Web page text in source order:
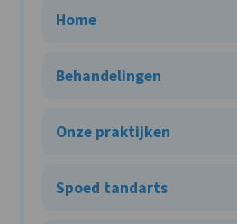
Home
Behandelingen
Onze praktijken
Spoed tandarts